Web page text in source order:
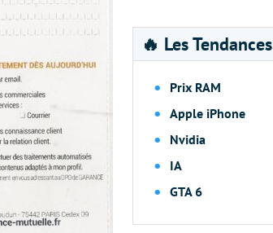
🔥 Les Tendances
Prix RAM
Apple iPhone
Nvidia
IA
GTA 6